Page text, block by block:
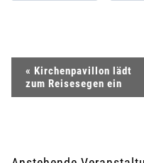
e
« Kirchenpavillon lädt
zum Reisesegen ein